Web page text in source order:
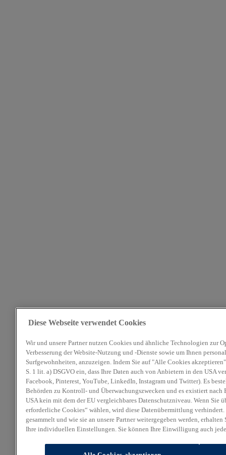
Diese Webseite verwendet Cookies
Wir und unsere Partner nutzen Cookies und ähnliche Technologien zur
Verbesserung der Website-Nutzung und -Dienste sowie um Ihnen
Surfgewohnheiten, anzuzeigen. Indem Sie auf "Alle Cookies
S. 1 lit. a) DSGVO ein, dass Ihre Daten auch von Anbietern in den USA
Facebook, Pinterest, YouTube, LinkedIn, Instagram und Twitter). Es
Behörden zu Kontroll- und Überwachungszwecken und es existiert nach
USA kein mit dem der EU vergleichbares Datenschutzniveau. Wenn Sie
erforderliche Cookies“ wählen, wird diese Datenübermittlung
gesammelt und wie sie an unsere Partner weitergegeben werden,
Ihre individuellen Einstellungen. Sie können Ihre Einwilligung auch